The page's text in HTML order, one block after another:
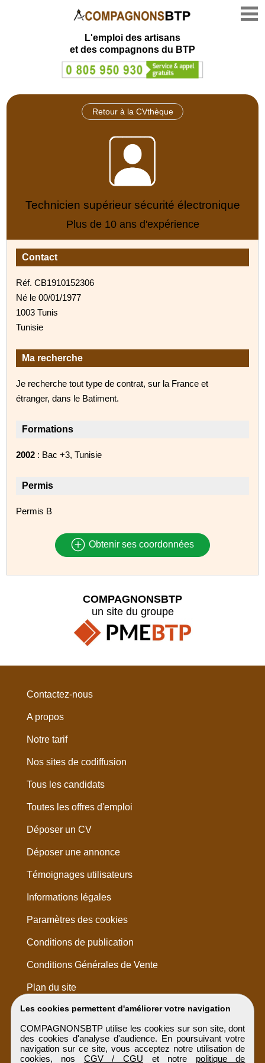
L'emploi des artisans
et des compagnons du BTP
Retour à la CVthèque
Technicien supérieur sécurité électronique
Plus de 10 ans d'expérience
Contact
Réf. CB1910152306
Né le 00/01/1977
1003 Tunis
Tunisie
Ma recherche
Je recherche tout type de contrat, sur la France et
étranger, dans le Batiment.
Formations
2002 : Bac +3, Tunisie
Permis
Permis B
Obtenir ses coordonnées
Les cookies permettent d'améliorer votre navigation
COMPAGNONSBTP utilise les cookies sur son site, dont
des cookies d'analyse d'audience. En poursuivant votre
navigation sur ce site, vous acceptez notre utilisation de
cookies, nos CGV / CGU et notre politique de
COMPAGNONSBTP
un site du groupe
Contactez-nous
A propos
Notre tarif
Nos sites de codiffusion
Tous les candidats
Toutes les offres d'emploi
Déposer un CV
Déposer une annonce
Témoignages utilisateurs
Informations légales
Paramètres des cookies
Conditions de publication
Conditions Générales de Vente
Plan du site